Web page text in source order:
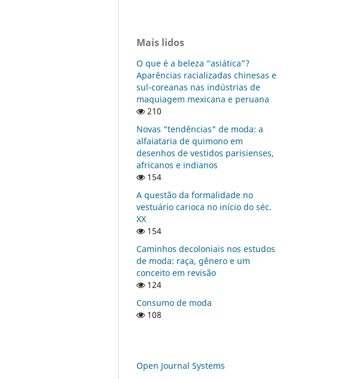
Mais lidos
O que é a beleza “asiática”?
Aparências racializadas chinesas e
sul-coreanas nas indústrias de
maquiagem mexicana e peruana
210
Novas "tendências" de moda: a
alfaiataria de quimono em
desenhos de vestidos parisienses,
africanos e indianos
154
A questão da formalidade no
vestuário carioca no início do séc.
XX
154
Caminhos decoloniais nos estudos
de moda: raça, gênero e um
conceito em revisão
124
Consumo de moda
108
Open Journal Systems